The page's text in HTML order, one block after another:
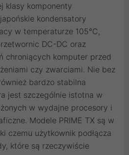
klasy komponenty
kondensatory
w temperaturze 105°C,
DC-DC oraz
chroniących komputer przed
czy zwarciami. Nie bez
bardzo stabilna
jest szczególnie istotna w
w wydajne procesory i
Modele PRIME TX są w
czemu użytkownik podłącza
które są rzeczywiście